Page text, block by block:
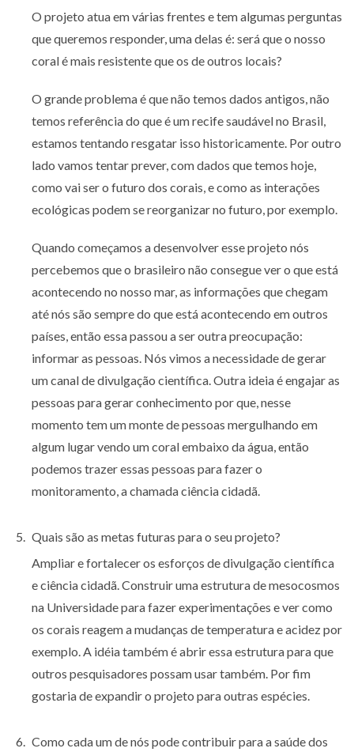
O projeto atua em várias frentes e tem algumas perguntas
que queremos responder, uma delas é: será que o nosso
coral é mais resistente que os de outros locais?
O grande problema é que não temos dados antigos, não
temos referência do que é um recife saudável no Brasil,
estamos tentando resgatar isso historicamente. Por outro
lado vamos tentar prever, com dados que temos hoje,
como vai ser o futuro dos corais, e como as interações
ecológicas podem se reorganizar no futuro, por exemplo.
Quando começamos a desenvolver esse projeto nós
percebemos que o brasileiro não consegue ver o que está
acontecendo no nosso mar, as informações que chegam
até nós são sempre do que está acontecendo em outros
países, então essa passou a ser outra preocupação:
informar as pessoas. Nós vimos a necessidade de gerar
um canal de divulgação científica. Outra ideia é engajar as
pessoas para gerar conhecimento por que, nesse
momento tem um monte de pessoas mergulhando em
algum lugar vendo um coral embaixo da água, então
podemos trazer essas pessoas para fazer o
monitoramento, a chamada ciência cidadã.
Quais são as metas futuras para o seu projeto?
Ampliar e fortalecer os esforços de divulgação científica
e ciência cidadã. Construir uma estrutura de mesocosmos
na Universidade para fazer experimentações e ver como
os corais reagem a mudanças de temperatura e acidez por
exemplo. A idéia também é abrir essa estrutura para que
outros pesquisadores possam usar também. Por fim
gostaria de expandir o projeto para outras espécies.
Como cada um de nós pode contribuir para a saúde dos